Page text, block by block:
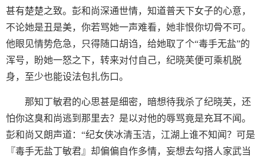
甚有楚楚之致。彭和尚深通世情，知道普天下女子的心意，
不论她是丑是美，你若骂她一声难看，她非恨你切骨不可。
他眼见情势危急，只得随口胡诌，给她取了个“毒手无盐”的
浑号，盼她一怒之下，转来对付自己，纪晓芙便可乘机脱
身，至少也能设法包扎伤口。
那知丁敏君的心思甚是细密，暗想待我杀了纪晓芙，还
怕你这臭和尚逃到那里去？是以对他的辱骂竟是充耳不闻。
彭和尚又朗声道：“纪女侠冰清玉洁，江湖上谁不知闻？可是
『毒手无盐丁敏君』却偏偏自作多情，妄想去勾搭人家武当